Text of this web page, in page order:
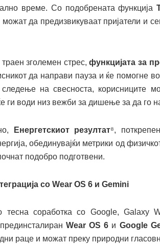
време. Со подобрената функција
можат да предизвикуваат пријатели и
траен зголемен стрес,функцијата за
да направи пауза и ќе помогне
следење на свесноста, корисниците
ги води низ вежби за дишење за да го
Енергетскиот резултат⁸,
обединувајќи метрики од
подобро подготвени.
со Wear OS 6 и Gemini
тесна соработка со Google, Galaxy
Wear OS 6 и Google
раце и можат преку природни